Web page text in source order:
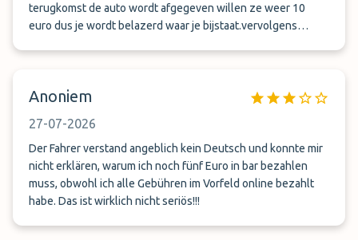
terugkomst de auto wordt afgegeven willen ze weer 10
euro dus je wordt belazerd waar je bijstaat.vervolgens
nog in de telefoongegevens uit je auto wissen omdat ze
keer.
Anoniem
27-07-2026
Der Fahrer verstand angeblich kein Deutsch und konnte mir
nicht erklären, warum ich noch fünf Euro in bar bezahlen
muss, obwohl ich alle Gebühren im Vorfeld online bezahlt
habe. Das ist wirklich nicht seriös!!!